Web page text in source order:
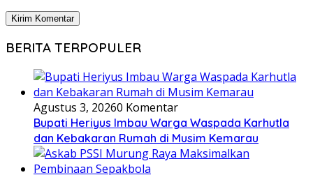
BERITA TERPOPULER
Agustus 3, 20260 Komentar
Bupati Heriyus Imbau Warga Waspada Karhutla
dan Kebakaran Rumah di Musim Kemarau